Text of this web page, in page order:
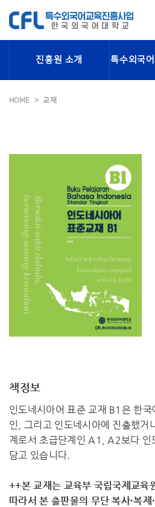
진흥원 소개 특수외국
HOME 교재
책정보
인도네시아어 표준 교재 B1은 한
인, 그리고 인도네시아에 진출했
계로서 초급단계인 A1, A2보다 인
담고 있습니다.
++본 교재는 교육부 국립국제교육
따라서 ​본 출판물의 무단 복사·복